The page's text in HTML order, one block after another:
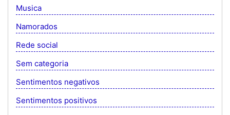
Musica
Namorados
Rede social
Sem categoria
Sentimentos negativos
Sentimentos positivos